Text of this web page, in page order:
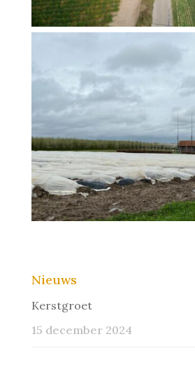
Nieuws
Kerstgroet
15 december 2024